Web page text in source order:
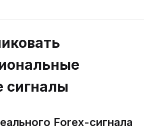
сигналы
Forex-сигнала